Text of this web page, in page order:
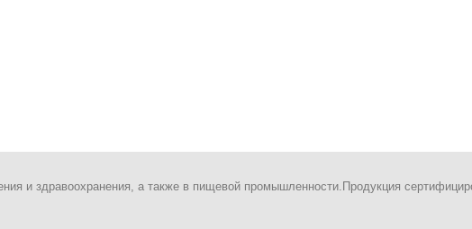
и здравоохранения, а также в пищевой промышленности.Продукция